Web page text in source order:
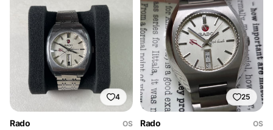
4
Rado
OS
25
Rado
OS